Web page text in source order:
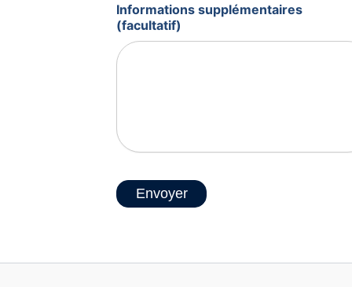
Informations supplémentaires
(facultatif)
Envoyer